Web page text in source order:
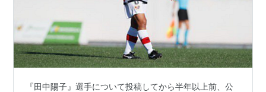
『田中陽子』選手について投稿してから半年以上前、公